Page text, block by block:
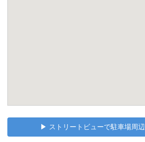
▶︎ ストリートビューで駐車場周